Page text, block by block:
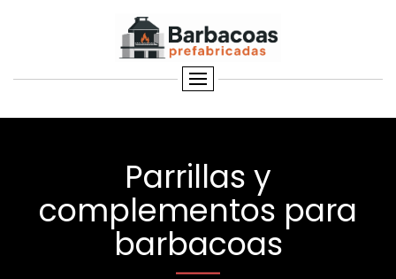
Parrillas y
complementos para
barbacoas